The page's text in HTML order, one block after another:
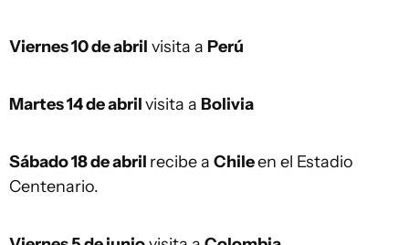
Viernes 10 de abril visita a Perú
Martes 14 de abrilvisita a Bolivia
Sábado 18 de abril recibe a Chileen el Estadio
Centenario.